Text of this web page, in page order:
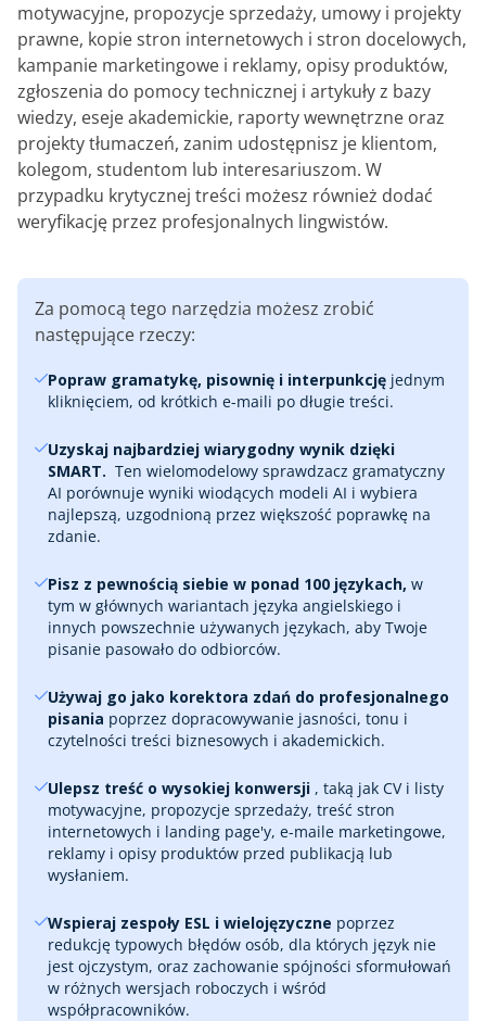
motywacyjne, propozycje sprzedaży, umowy i projekty
prawne, kopie stron internetowych i stron docelowych,
kampanie marketingowe i reklamy, opisy produktów,
zgłoszenia do pomocy technicznej i artykuły z bazy
wiedzy, eseje akademickie, raporty wewnętrzne oraz
projekty tłumaczeń, zanim udostępnisz je klientom,
kolegom, studentom lub interesariuszom. W
przypadku krytycznej treści możesz również dodać
weryfikację przez profesjonalnych lingwistów.
Za pomocą tego narzędzia możesz zrobić
następujące rzeczy:
Popraw gramatykę, pisownię i interpunkcję jednym
kliknięciem, od krótkich e-maili po długie treści.
Uzyskaj najbardziej wiarygodny wynik dzięki
SMART. ‎ Ten wielomodelowy sprawdzacz gramatyczny
AI porównuje wyniki wiodących modeli AI i wybiera
najlepszą, uzgodnioną przez większość poprawkę na
zdanie.
Pisz z pewnością siebie w ponad 100 językach, w
tym w głównych wariantach języka angielskiego i
innych powszechnie używanych językach, aby Twoje
pisanie pasowało do odbiorców.
Używaj go jako korektora zdań do profesjonalnego
pisania poprzez dopracowywanie jasności, tonu i
czytelności treści biznesowych i akademickich.
Ulepsz treść o wysokiej konwersji , taką jak CV i listy
motywacyjne, propozycje sprzedaży, treść stron
internetowych i landing page'y, e-maile marketingowe,
reklamy i opisy produktów przed publikacją lub
wysłaniem.
Wspieraj zespoły ESL i wielojęzyczne poprzez
redukcję typowych błędów osób, dla których język nie
jest ojczystym, oraz zachowanie spójności sformułowań
w różnych wersjach roboczych i wśród
współpracowników.